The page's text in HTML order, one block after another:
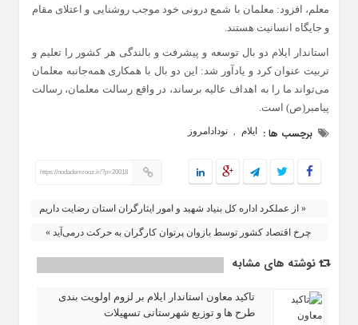
معلم، افزود: معلمان با شمع درونی خود موجب روشنایی و اعتلای مقام
و جایگاه انسانیت هستند.
استاندار ایلام دو بال توسعه و پیشرفت و بالندگی هر کشور را تعلیم و
تربیت عنوان کرد و یادآور شد: این دو بال با همکاری همه‌جانبه معلمان
می‌تواند ما را به اهداف عالیه برساند، در واقع رسالت معلمان، رسالت
پیامبر(ص) است.
برچسب ها : ایلام , نودادامروز
https://nodademrooz.ir/?p=20018
« از عملکرد اداره کل بنیاد شهید و امور ایثارگران استان رضایت داریم
چرخ اقتصاد کشور توسط بازوان پرتوان کارگران به حرکت درمی‌آید »
نوشته های مشابه
تاکید معاون استاندار ایلام بر لزوم اولویت‌ بندی
طرح‌ ها و توزیع شهرستانی تسهیلات